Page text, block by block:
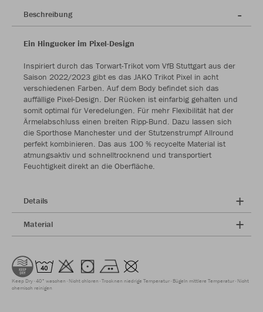
Beschreibung
Ein Hingucker im Pixel-Design
Inspiriert durch das Torwart-Trikot vom VfB Stuttgart aus der
Saison 2022/2023 gibt es das JAKO Trikot Pixel in acht
verschiedenen Farben. Auf dem Body befindet sich das
auffällige Pixel-Design. Der Rücken ist einfarbig gehalten und
somit optimal für Veredelungen. Für mehr Flexibilität hat der
Ärmelabschluss einen breiten Ripp-Bund. Dazu lassen sich
die Sporthose Manchester und der Stutzenstrumpf Allround
perfekt kombinieren. Das aus 100 % recycelte Material ist
atmungsaktiv und schnelltrocknend und transportiert
Feuchtigkeit direkt an die Oberfläche.
Details
Material
Keep Dry 40° waschen Nicht chloren Trocknen niedrige Temperatur Bügeln mittlere Temperatur Nicht
chemisch reinigen